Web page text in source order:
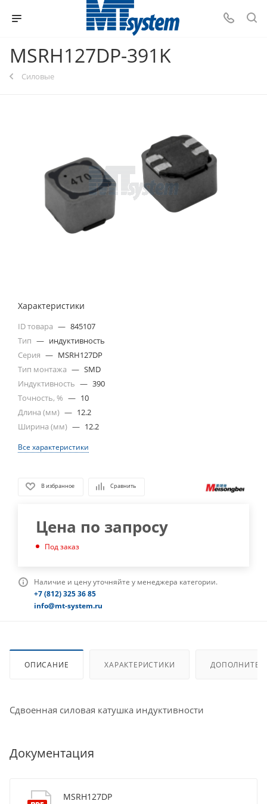
MSRH127DP-391K
Силовые
Характеристики
ID товара — 845107
Тип — индуктивность
Серия — MSRH127DP
Тип монтажа — SMD
Индуктивность — 390
Точность, % — 10
Длина (мм) — 12.2
Ширина (мм) — 12.2
Все характеристики
В избранное Сравнить
Цена по запросу
Под заказ
Наличие и цену уточняйте у менеджера категории.
+7 (812) 325 36 85
info@mt-system.ru
ОПИСАНИЕ ХАРАКТЕРИСТИКИ
Сдвоенная силовая катушка индуктивности
Документация
MSRH127DP